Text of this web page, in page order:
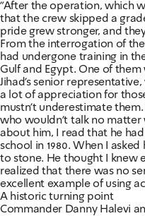
"After the operation, which
that the crew skipped a
pride grew stronger, and
From the interrogation of
had undergone training in
Gulf and Egypt. One of
Jihad's senior
a lot of appreciation for
mustn't underestimate
who wouldn't talk no matter
about him, I read that he
school in 1980. When I
to stone. He thought I knew
realized that there was no
excellent example of using
A historic turning point
Commander Danny Halevi